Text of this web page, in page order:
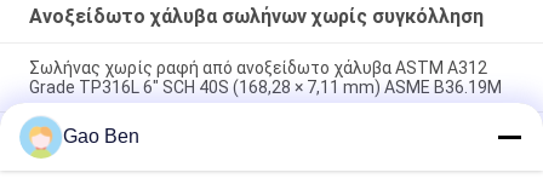
Ανοξείδωτο χάλυβα σωλήνων χωρίς συγκόλληση
Σωλήνας χωρίς ραφή από ανοξείδωτο χάλυβα ASTM A312
Grade TP316L 6" SCH 40S (168,28 × 7,11 mm) ASME B36.19M
N10276 Σωλήνας HastelloyC-276 Astm 494 Σωλήνας χωρίς
συγκόλληση Hastelloy C-276 Σωλήνας κράματος Hastelloy C-
276
Gao Ben